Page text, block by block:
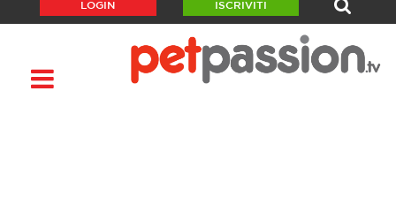
LOGIN ISCRIVITI